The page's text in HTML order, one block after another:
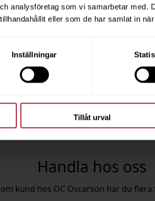
analysföretag som vi samarbetar med.
eller som de har samlat in
Inställningar
Tillåt urval
1:2.5 150mm
ELECTRA
Handla hos oss
kund hos OC Oscarson har du